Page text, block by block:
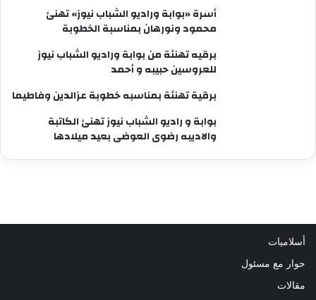
أسرة «بوابة وراديو الشباب نيوز» تهنئ
محمود ونورهان بمناسبة الخطوبة
برقيه تهنئة من بوابة وراديو الشباب نيوز
للعروسين حبيبه و أحمد
برقية تهنئة بمناسبه خطوبة عزالدين وفاطيما
بوابة و راديو الشباب نيوز تهنئ الكاتبة
والاديبه رضوى العوضى بعيد ميلادها
أسلاميات
حوار مع مسئول
مقالات